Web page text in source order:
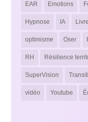
EAR Emotions
Hypnose IA Livre
optimisme Oser
RH Résilience
SuperVision
vidéo Youtube